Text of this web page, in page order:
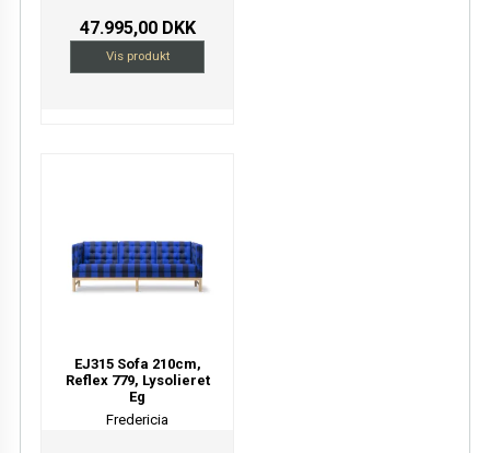
47.995,00 DKK
Vis produkt
EJ315 Sofa 210cm,
Reflex 779, Lysolieret
Eg
Fredericia